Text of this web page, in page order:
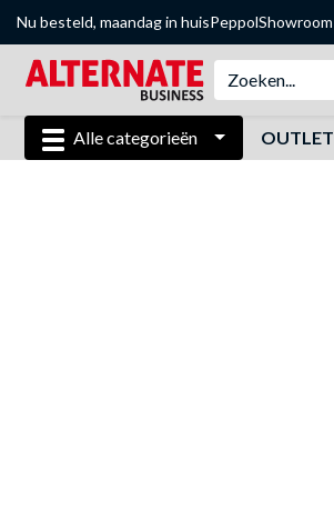
Nu besteld, maandag in huisPeppolShowroom
Alle categorieën OUTLET